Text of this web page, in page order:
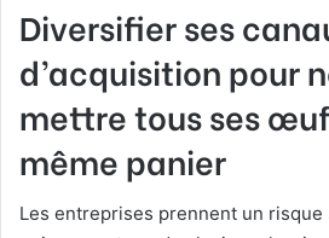
Diversifier ses
d’acquisition pour
mettre tous ses
même panier
Les entreprises prennent un risque